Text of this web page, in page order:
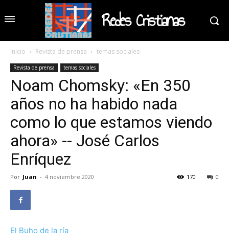
Redes Cristianas
Inicio Revista de prensa temas sociales
Revista de prensa temas sociales
Noam Chomsky: «En 350
años no ha habido nada
como lo que estamos viendo
ahora» -- José Carlos
Enríquez
Por Juan - 4 noviembre 2020 0
170
El Buho de la ría